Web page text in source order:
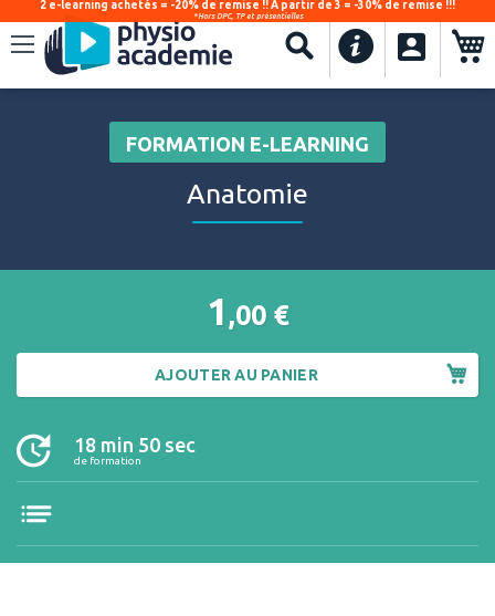
Recherche
2 e-learning achetés = -20% de remise !! À partir de 3 = -30% de remise !!!
*Hors DPC, TP et présentielles
.
FORMATION E-LEARNING
Anatomie
18 min 50 sec
de formation
1 ,00 €
AJOUTER AU PANIER